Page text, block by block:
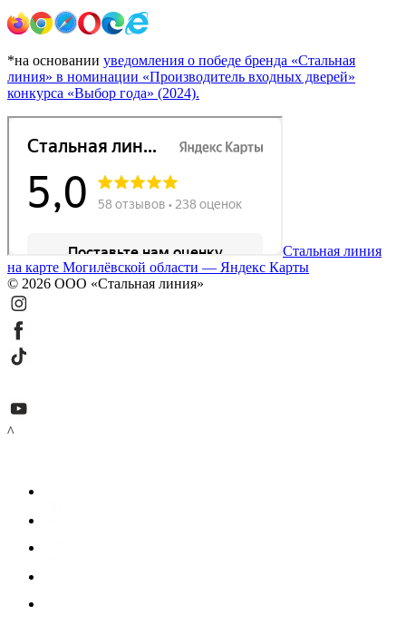
*на основании уведомления о победе бренда «Стальная
линия» в номинации «Производитель входных дверей»
конкурса «Выбор года» (2024).
Стальная линия
на карте Могилёвской области — Яндекс Карты
© 2026 ООО «Стальная линия»
^